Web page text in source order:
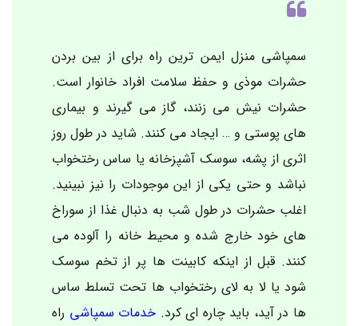
سمپاشی منزل ایمن ترین راه برای از بین بردن
حشرات موذی و حفظ سلامت افراد خانوار است.
حشرات نیش می زنند، گاز می گیرند و بیماری
های پوستی و … ایجاد می کنند. شاید در طول روز
اثری از پشه، سوسک آشپزخانه یا ساس رختخواب
نباشد و حتی یکی از این موجودات را نیز نبینید.
اغلب حشرات در طول شب به دنبال غذا از سوراخ
های خود خارج شده و محیط خانه را آلوده می
کنند. قبل از اینکه کابینت ها پر از تخم سوسک
شود یا لا به لای رختخواب ها تحت تسلط ساس
ها در آید، باید چاره ای کرد. خدمات سمپاشی راه